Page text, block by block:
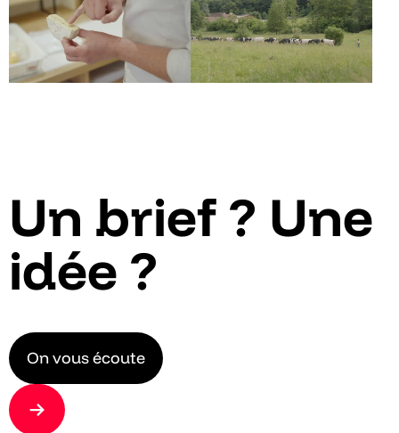
Un brief ? Une
idée ?
On vous écoute